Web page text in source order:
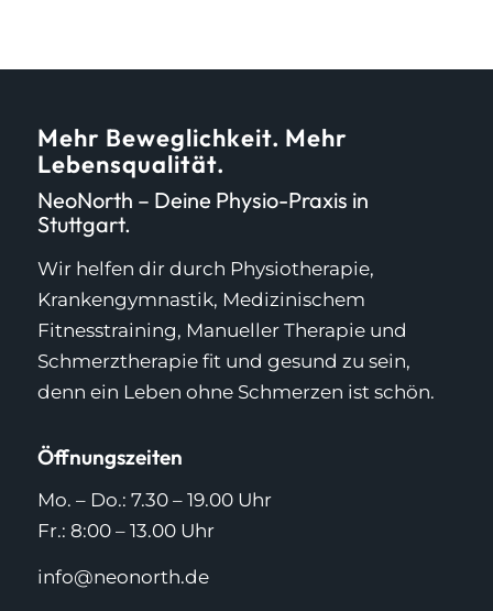
Mehr Beweglichkeit. Mehr
Lebensqualität.
NeoNorth – Deine Physio-Praxis in
Stuttgart.
Wir helfen dir durch Physiotherapie,
Krankengymnastik, Medizinischem
Fitnesstraining, Manueller Therapie und
Schmerztherapie fit und gesund zu sein,
denn ein Leben ohne Schmerzen ist schön.
Öffnungszeiten
Mo. – Do.: 7.30 – 19.00 Uhr
Fr.: 8:00 – 13.00 Uhr
info@neonorth.de